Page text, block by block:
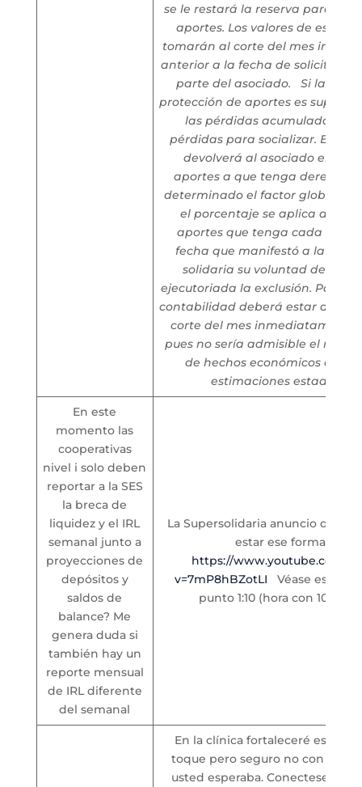
se le restará la reserva para
aportes. Los valores de estos
tomarán al corte del mes
anterior a la fecha de solicitud
parte del asociado.
Si la
protección de aportes es
las pérdidas acumuladas, no
pérdidas para socializar. En
devolverá al asociado el
aportes a que tenga derecho.
determinado el factor global de
el porcentaje se aplica al
aportes que tenga cada
fecha que manifestó a la
solidaria su voluntad de
ejecutoriada la exclusión. Para
contabilidad deberá estar al día,
corte del mes inmediatamente
pues no sería admisible el
de hechos económicos con
estimaciones
En este
momento las
cooperativas
nivel i solo deben
reportar a la SES
la breca de
liquidez y el IRL
semanal junto a
proyecciones de
depósitos y
saldos de
balance? Me
genera duda si
también hay un
reporte mensual
de IRL diferente
del semanal
La Supersolidaria anuncio que
estar ese formato:
https://www.youtube.com/
v=7mP8hBZotLI Véase este
punto 1:10 (hora con 10
En la clínica fortaleceré este
toque pero seguro no con el
usted esperaba. Conectese 4, 5,